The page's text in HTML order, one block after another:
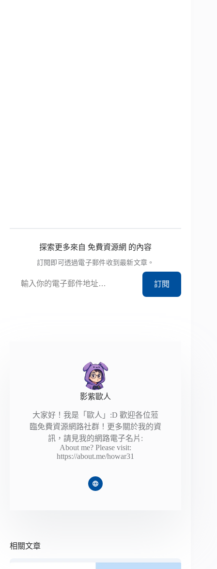
探索更多來自 免費資源網 的內容
訂閱即可透過電子郵件收到最新文章。
訂閱
影紫歐人
大家好！我是「歐人」:D 歡迎各位蒞
臨免費資源網路社群！更多關於我的資
訊，請見我的網路電子名片:
About me? Please visit:
https://about.me/howar31
相關文章